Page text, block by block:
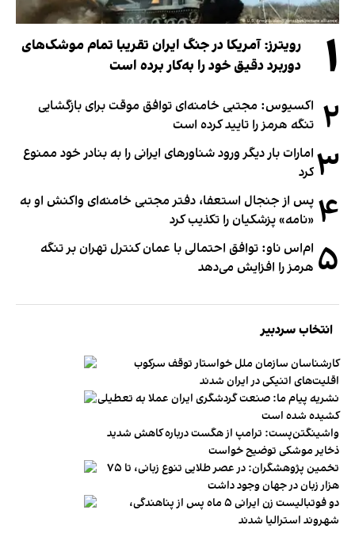
۱
رویترز: آمریکا در جنگ ایران تقریبا تمام موشک‌های
دوربرد دقیق خود را به‌کار برده است
۲ اکسیوس: مجتبی خامنه‌ای توافق موقت برای بازگشایی
تنگه هرمز را تایید کرده است
۳ امارات بار دیگر ورود شناورهای ایرانی را به بنادر خود ممنوع
کرد
۴ پس از جنجال استعفا، دفتر مجتبی خامنه‌ای واکنش او به
«نامه» پزشکیان را تکذیب کرد
۵ ام‌اس ناو: توافق احتمالی با عمان کنترل تهران بر تنگه
هرمز را افزایش می‌دهد
انتخاب سردبیر
کارشناسان سازمان ملل خواستار توقف سرکوب
اقلیت‌های اتنیکی در ایران شدند
نشریه پیام ما: صنعت گردشگری ایران عملا به تعطیلی
کشیده شده است
واشینگتن‌پست: ترامپ از هگست درباره کاهش شدید
ذخایر موشکی توضیح خواست
تخمین پژوهشگران: در عصر طلایی تنوع زبانی، تا ۷۵
هزار زبان در جهان وجود داشت
دو فوتبالیست زن ایرانی ۵ ماه پس از پناهندگی،
شهروند استرالیا شدند